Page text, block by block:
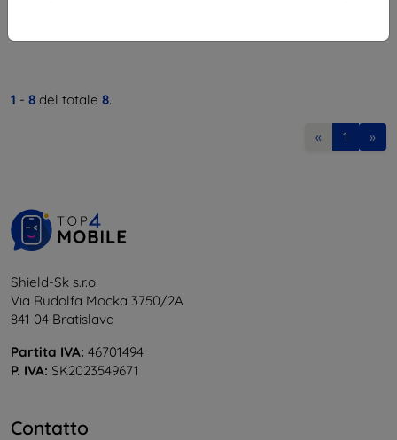
1 - 8 del totale 8.
« 1 »
Shield-Sk s.r.o.
Via Rudolfa Mocka 3750/2A
841 04 Bratislava
Partita IVA: 46701494
P. IVA: SK2023549671
Contatto